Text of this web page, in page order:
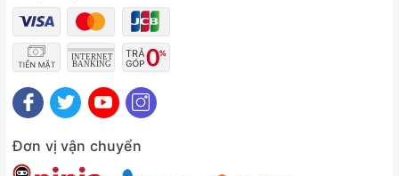
- Vật liệu: Than hoạt tính
- Khuyến nghị thay lõi: Tối đa 12 tháng
Đơn vị vận chuyển